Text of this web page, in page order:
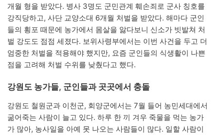
개월 형을 받았다. 병사 3명도 군민관계 훼손죄로 군사 칭호를
강직당하고, 사단 교양소대 6개월 처벌을 받았다. 해마다 군인
들의 횡포 때문에 농가에서 몸살을 앓다보니 신소가 빗발쳐 처
벌 강도도 점점 세졌다. 보위사령부에서는 이번 사건을 두고 더
엄중한 처벌을 적용해야 했지만, 요즘 군인들의 식생활이 나쁜
점을 고려해 처벌 수위를 낮췄다고 했다.
강원도 농가들, 군인들과 곳곳에서 충돌
강원도 철원군과 이천군, 회양군에서는 7월 들어 농민세대에서
굶어죽는 사람이 늘고 있다. 하루 한 끼 겨우 죽물을 먹는 농가
가 많아, 농사일을 아예 못 나오는 사람들이 많다. 일할 사람이